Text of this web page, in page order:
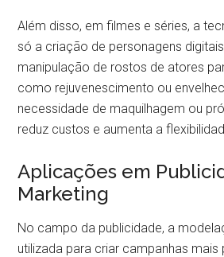
Além disso, em filmes e séries, a
só a criação de personagens
manipulação de rostos de atores
como rejuvenescimento ou
necessidade de maquilhagem ou
reduz custos e aumenta a
Aplicações em
Marketing
No campo da publicidade, a
utilizada para criar campanhas mais